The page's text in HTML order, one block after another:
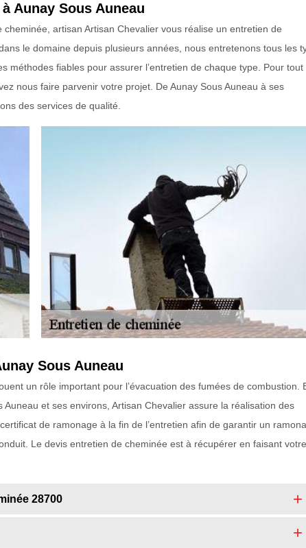
Aunay Sous Auneau
artisan Artisan Chevalier vous réalise un entretien de
le domaine depuis plusieurs années, nous entretenons tous les
méthodes fiables pour assurer l’entretien de chaque type. Pour tout
nous faire parvenir votre projet. De Aunay Sous Auneau à ses
des services de qualité.
Sous Auneau
un rôle important pour l’évacuation des fumées de combustion.
et ses environs, Artisan Chevalier assure la réalisation des
de ramonage à la fin de l’entretien afin de garantir un
Le devis entretien de cheminée est à récupérer en faisant votre
28700